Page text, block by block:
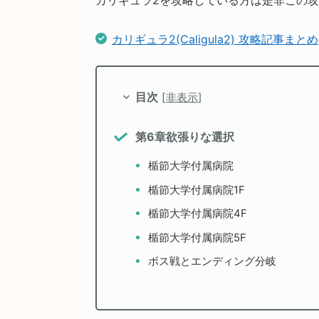
カリギュラ2(Caligula2) 攻略記事まとめ
目次 [非表示]
第6章欲張りな選択
楯節大学付属病院
楯節大学付属病院1F
楯節大学付属病院4F
楯節大学付属病院5F
ボス戦とエンディング分岐